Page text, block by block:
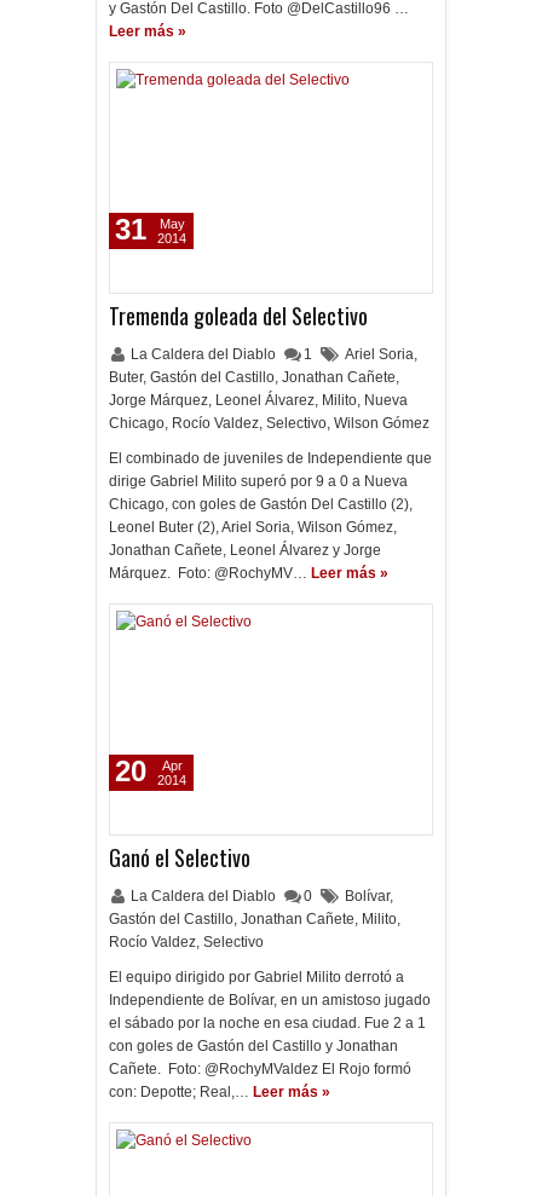
y Gastón Del Castillo. Foto @DelCastillo96 …
Leer más »
Tremenda goleada del Selectivo
La Caldera del Diablo 1 Ariel Soria,
Buter, Gastón del Castillo, Jonathan Cañete,
Jorge Márquez, Leonel Álvarez, Milito, Nueva
Chicago, Rocío Valdez, Selectivo, Wilson Gómez
El combinado de juveniles de Independiente que
dirige Gabriel Milito superó por 9 a 0 a Nueva
Chicago, con goles de Gastón Del Castillo (2),
Leonel Buter (2), Ariel Soria, Wilson Gómez,
Jonathan Cañete, Leonel Álvarez y Jorge
Márquez. Foto: @RochyMV… Leer más »
31
May
2014
Ganó el Selectivo
La Caldera del Diablo 0 Bolívar,
Gastón del Castillo, Jonathan Cañete, Milito,
Rocío Valdez, Selectivo
El equipo dirigido por Gabriel Milito derrotó a
Independiente de Bolívar, en un amistoso jugado
el sábado por la noche en esa ciudad. Fue 2 a 1
con goles de Gastón del Castillo y Jonathan
Cañete. Foto: @RochyMValdez El Rojo formó
con: Depotte; Real,… Leer más »
20
Apr
2014